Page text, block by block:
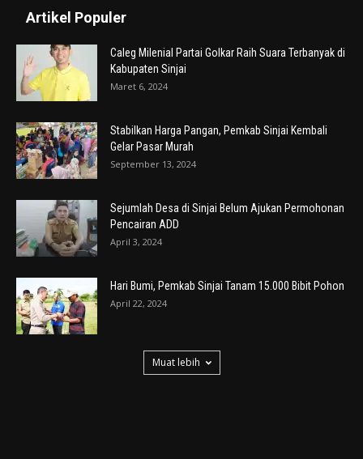
Artikel Populer
Caleg Milenial Partai Golkar Raih Suara Terbanyak di
Kabupaten Sinjai
Maret 6, 2024
Stabilkan Harga Pangan, Pemkab Sinjai Kembali
Gelar Pasar Murah
September 13, 2024
Sejumlah Desa di Sinjai Belum Ajukan Permohonan
Pencairan ADD
April 3, 2024
Hari Bumi, Pemkab Sinjai Tanam 15.000 Bibit Pohon
April 22, 2024
Muat lebih